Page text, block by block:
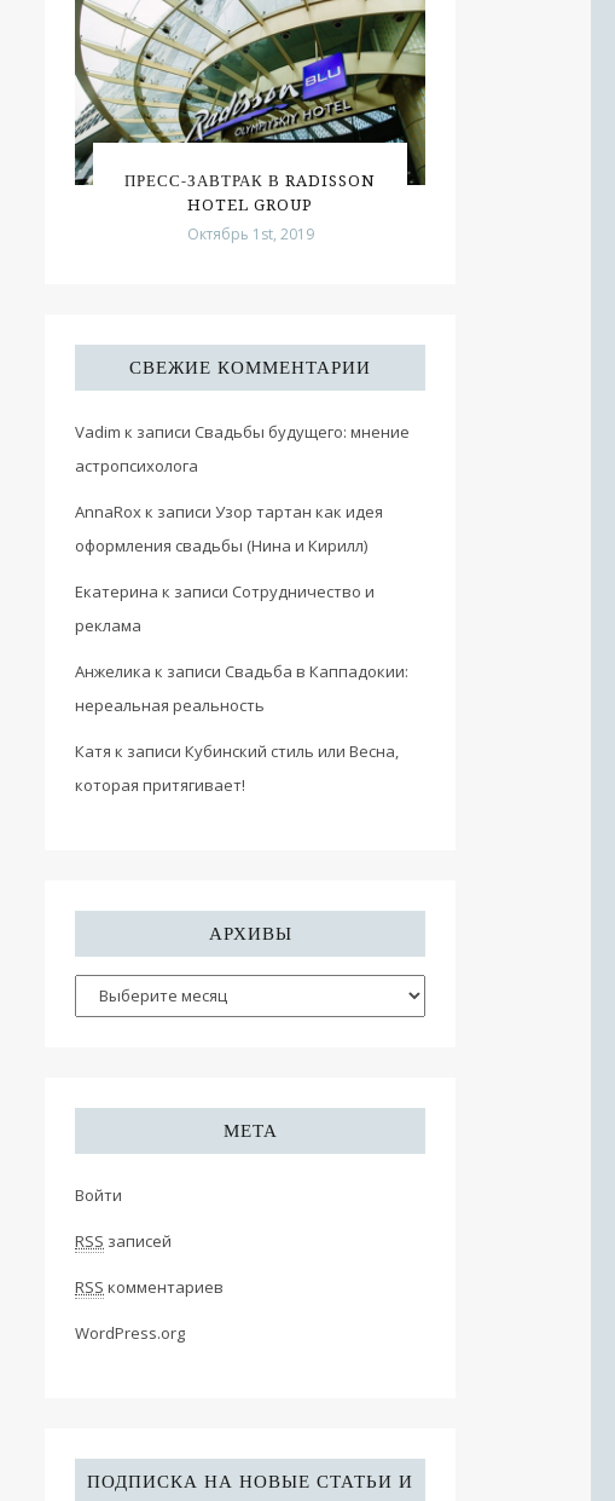
ПРЕСС-ЗАВТРАК В RADISSON
HOTEL GROUP
Октябрь 1st, 2019
СВЕЖИЕ КОММЕНТАРИИ
Vadim к записи Свадьбы будущего: мнение
астропсихолога
AnnaRoxк записи Узор тартан как идея
оформления свадьбы (Нина и Кирилл)
Екатерина к записи Сотрудничество и
реклама
Анжелика к записи Свадьба в Каппадокии:
нереальная реальность
Катя к записи Кубинский стиль или Весна,
которая притягивает!
АРХИВЫ
МЕТА
Войти
RSS записей
RSS комментариев
WordPress.org
ПОДПИСКА НА НОВЫЕ СТАТЬИ И